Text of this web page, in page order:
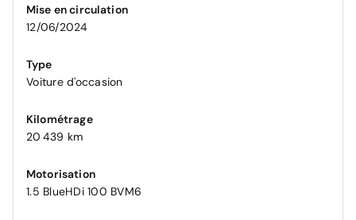
Mise en circulation
12/06/2024
Type
Voiture d'occasion
Kilométrage
20 439 km
Motorisation
1.5 BlueHDi 100 BVM6